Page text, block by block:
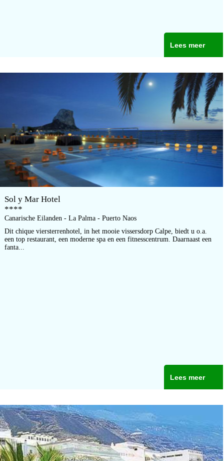
Lees meer
Sol y Mar Hotel
****
Canarische Eilanden - La Palma - Puerto Naos
Dit chique viersterrenhotel, in het mooie vissersdorp Calpe, biedt u o.a.
een top restaurant, een moderne spa en een fitnesscentrum. Daarnaast een
fanta...
Lees meer